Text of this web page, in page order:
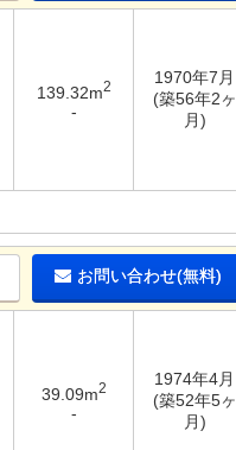
139.32m2
-
1970年7月
(築56年2ヶ
月)
お問い合わせ(無料)
39.09m2
-
1974年4月
(築52年5ヶ
月)